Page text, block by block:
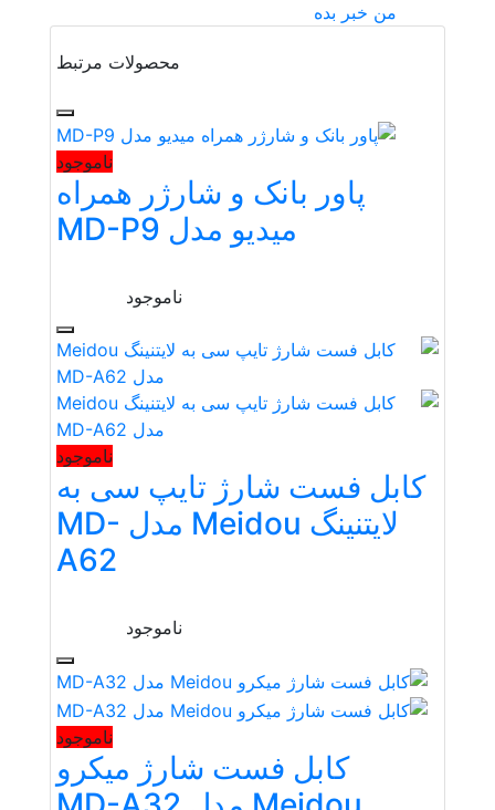
من خبر بده
محصولات مرتبط
ناموجود
پاور بانک و شارژر همراه
میدیو مدل MD-P9
ناموجود
ناموجود
کابل فست شارژ تایپ سی به
لایتنینگ Meidou مدل MD-
A62
ناموجود
ناموجود
کابل فست شارژ میکرو